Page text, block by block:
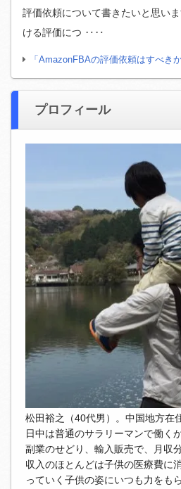
評価依頼について書きたいと思い
ける評価につ ‥‥
「AmazonFBAの評価依頼はすべき
プロフィール
松田裕之（40代男）。中国地方在住
日中は普通のサラリーマンで働く
副業のせどり、輸入販売で、月収
収入のほとんどは子供の医療費に
っていく子供の姿にいつも力をも